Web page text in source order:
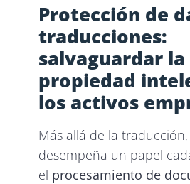
Protección de
traducciones:
salvaguardar la
propiedad
los activos
Más allá de la
desempeña un papel
el procesamiento de